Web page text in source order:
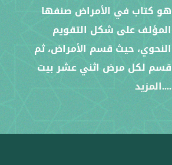
هو كتاب في الأمراض صنفها
المؤلف على شكل التقويم
النحوي، حيث قسم الأمراض، ثم
قسم لكل مرض اثني عشر بيت
....المزيد